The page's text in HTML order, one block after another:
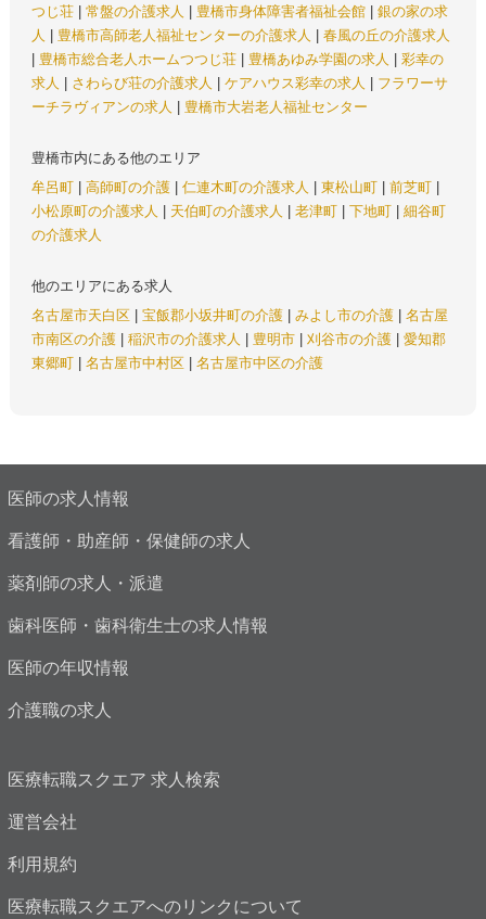
つじ荘
常盤の介護求人 豊橋市身体障害者福祉会館
銀の家の求
人
豊橋市高師老人福祉センターの介護求人
春風の丘の介護求人
豊橋市総合老人ホームつつじ荘 豊橋あゆみ学園の求人
彩幸の
求人
さわらび荘の介護求人 ケアハウス彩幸の求人
フラワーサ
ーチラヴィアンの求人
豊橋市大岩老人福祉センター
豊橋市内にある他のエリア
牟呂町
高師町の介護 仁連木町の介護求人 東松山町 前芝町
小松原町の介護求人
天伯町の介護求人 老津町 下地町
細谷町
の介護求人
他のエリアにある求人
名古屋市天白区
宝飯郡小坂井町の介護 みよし市の介護
名古屋
市南区の介護
稲沢市の介護求人 豊明市 刈谷市の介護
愛知郡
東郷町
名古屋市中村区 名古屋市中区の介護
医師の求人情報
看護師・助産師・保健師の求人
薬剤師の求人・派遣
歯科医師・歯科衛生士の求人情報
医師の年収情報
介護職の求人
医療転職スクエア 求人検索
運営会社
利用規約
医療転職スクエアへのリンクについて